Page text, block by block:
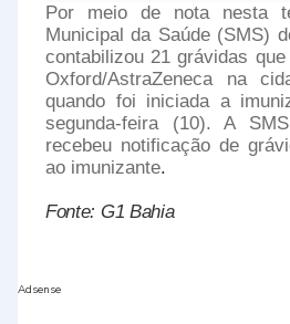
Por meio de nota nesta
Municipal da Saúde (SMS)
contabilizou 21 grávidas
Oxford/AstraZeneca na
quando foi iniciada a
segunda-feira (10). A
recebeu notificação de
ao imunizante.
Fonte: G1 Bahia
Adsense